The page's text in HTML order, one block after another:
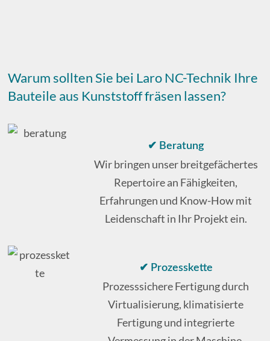
Warum sollten Sie bei Laro NC-Technik Ihre
Bauteile aus Kunststoff fräsen lassen?
✔ Beratung
Wir bringen unser breitgefächertes
Repertoire an Fähigkeiten,
Erfahrungen und Know-How mit
Leidenschaft in Ihr Projekt ein.
✔ Prozesskette
Prozesssichere Fertigung durch
Virtualisierung, klimatisierte
Fertigung und integrierte